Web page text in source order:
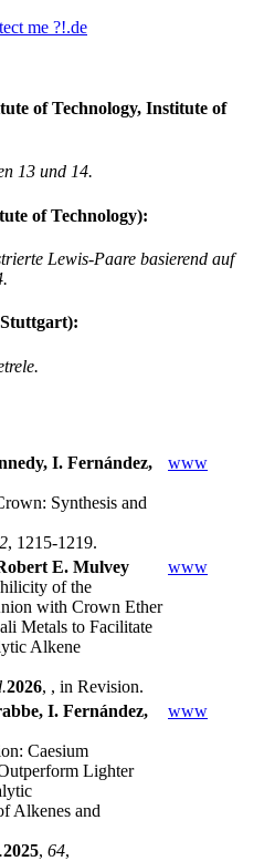
me ?!.de
of Technology, Institute of
13 und 14.
of Technology):
Lewis-Paare basierend auf
I. Fernández,
Synthesis and
, 1215-1219.
www
E. Mulvey
of the
with Crown Ether
Metals to Facilitate
Alkene
2026, , in Revision.
www
I. Fernández,
Caesium
Lighter
Alkenes and
2025, 64,
www